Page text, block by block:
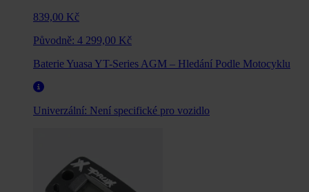
839,00 Kč
Původně: 4 299,00 Kč
Baterie Yuasa YT-Series AGM – Hledání Podle Motocyklu
Univerzální: Není specifické pro vozidlo